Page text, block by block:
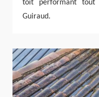
toit performant tout
Guiraud.